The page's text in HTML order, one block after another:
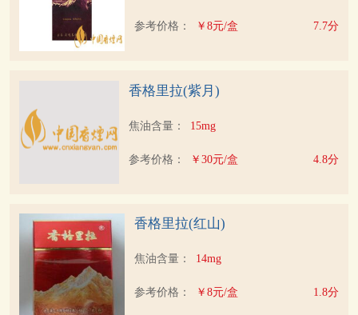
参考价格： ￥8元/盒 7.7分
香格里拉(紫月)
焦油含量： 15mg
参考价格： ￥30元/盒 4.8分
香格里拉(红山)
焦油含量： 14mg
参考价格： ￥8元/盒 1.8分